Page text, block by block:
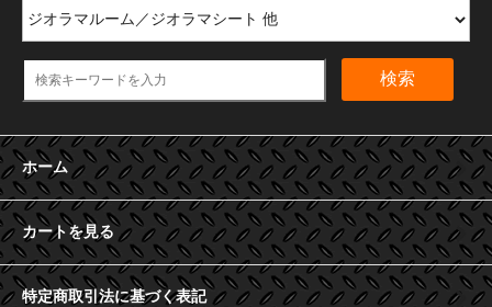
検索
ホーム
カートを見る
特定商取引法に基づく表記